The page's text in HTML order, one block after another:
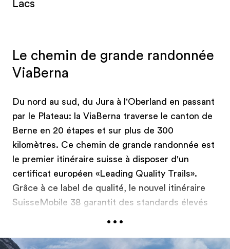
Lacs
Le chemin de grande randonnée
ViaBerna
Du nord au sud, du Jura à l'Oberland en passant
par le Plateau: la ViaBerna traverse le canton de
Berne en 20 étapes et sur plus de 300
kilomètres. Ce chemin de grande randonnée est
le premier itinéraire suisse à disposer d'un
certificat européen «Leading Quality Trails».
Grâce à ce label de qualité, le nouvel itinéraire
SuisseMobile 38 garantit des standards élevés
De plus, des hébergements, des restaurants et
...